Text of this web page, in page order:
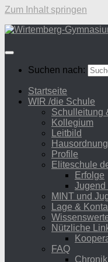
Zum Inhalt springen
Suchen nach:
Startseite
WIR /die Schule
Schulleitung
Kollegium
Leitbild
Hausordnung
Profile
Eliteschule
Erfolge
Jugend
MINT und
Lage &
Nützliche
FAQ